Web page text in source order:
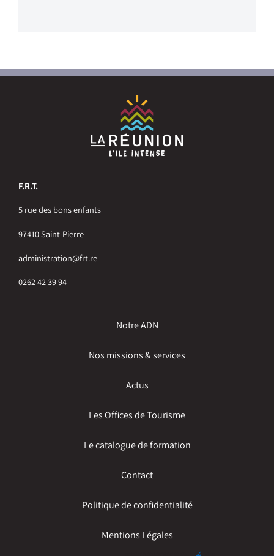
F.R.T.
5 rue des bons enfants
97410 Saint-Pierre
administration@frt.re
0262 42 39 94
Notre ADN
Nos missions & services
Actus
Les Offices de Tourisme
Le catalogue de formation
Contact
Politique de confidentialité
Mentions Légales